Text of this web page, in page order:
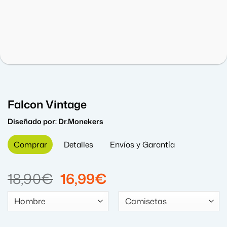
Falcon Vintage
Diseñado por:Dr.Monekers
Comprar Detalles Envíos y Garantía
18,90€ El
precio
original
16,99€
precio
actual